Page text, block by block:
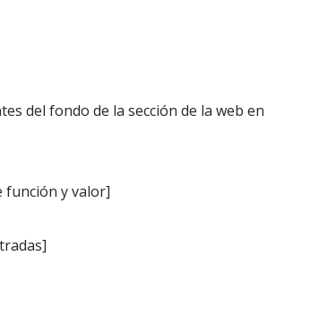
del fondo de la sección de la web en
función y valor]